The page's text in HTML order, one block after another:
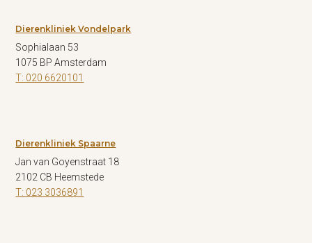
Dierenkliniek Vondelpark
Sophialaan 53
1075 BP Amsterdam
T: 020 6620101
Dierenkliniek Spaarne
Jan van Goyenstraat 18
2102 CB Heemstede
T: 023 3036891